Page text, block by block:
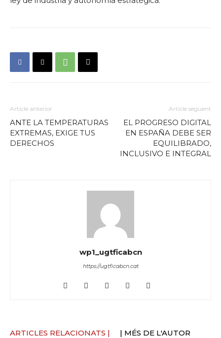
Article anterior
ANTE LA TEMPERATURAS
EXTREMAS, EXIGE TUS
DERECHOS
Article següent
EL PROGRESO DIGITAL
EN ESPAÑA DEBE SER
EQUILIBRADO,
INCLUSIVO E INTEGRAL
wp1_ugtficabcn
https://ugtficabcn.cat
ARTICLES RELACIONATS | | MÉS DE L'AUTOR